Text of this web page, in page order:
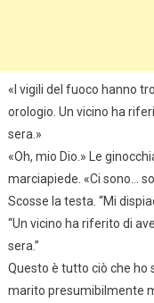
«I vigili del fuoco hanno
orologio. Un vicino ha
sera.»
«Oh, mio Dio.» Le
marciapiede. «Ci sono…
Scosse la testa. “Mi
“Un vicino ha riferito di
sera.”
Questo è tutto ciò che ho
marito presumibilmente